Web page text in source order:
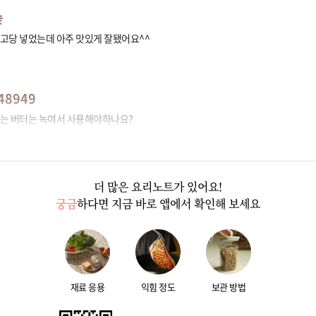
당 넣었는데 아주 맛있게 잘됐어요^^
버터는 녹여서 사용해야하나요?
더 많은 요리노트가 있어요!
궁금하다면 지금 바로 앱에서 확인해 보세요
재료 응용 익힘 정도 보관 방법